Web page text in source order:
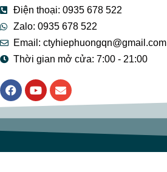
Điện thoại: 0935 678 522
Zalo: 0935 678 522
Email: ctyhiephuongqn@gmail.com
Thời gian mở cửa: 7:00 - 21:00
F
a
c
e
b
o
Y
o
u
t
e
E
n
v
e
p